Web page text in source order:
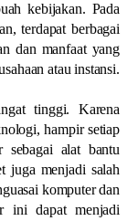
kebijakan. Pada
terdapat berbagai
dan manfaat yang
atau instansi.
tinggi. Karena
hampir setiap
sebagai alat bantu
juga menjadi salah
komputer dan
ini dapat menjadi